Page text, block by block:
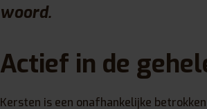
woord.
Actief in de
Kersten is een onafhankelijke